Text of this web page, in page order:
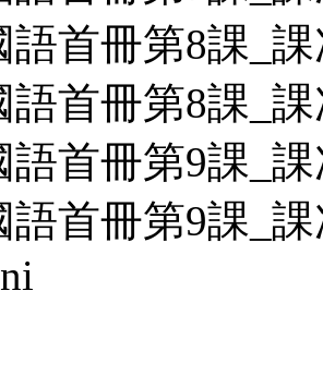
語首冊第8課_
語首冊第8課_
語首冊第9課_
語首冊第9課_